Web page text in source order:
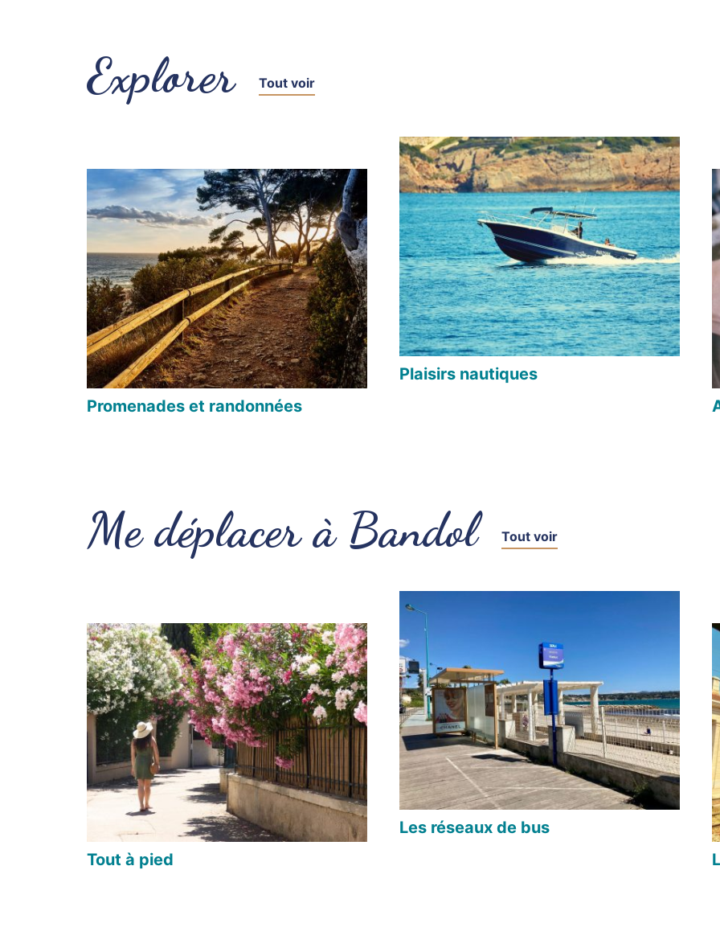
Explorer Tout voir
Promenades et randonnées
Plaisirs nautiques
Me déplacer à Bandol Tout voir
Tout à pied
Les réseaux de bus